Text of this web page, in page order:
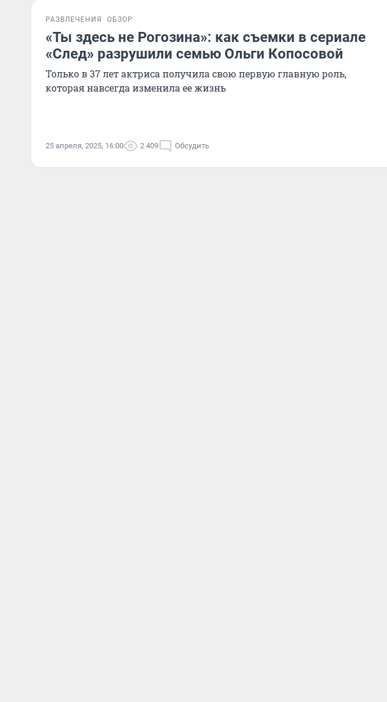
РАЗВЛЕЧЕНИЯ ОБЗОР
«Ты здесь не Рогозина»: как съемки в сериале
«След» разрушили семью Ольги Копосовой
Только в 37 лет актриса получила свою первую главную роль,
которая навсегда изменила ее жизнь
25 апреля, 2025, 16:00 2 409 Обсудить